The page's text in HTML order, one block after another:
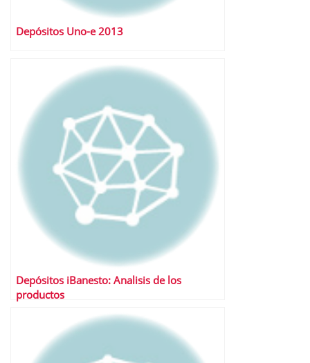
Depósitos Uno-e 2013
Depósitos iBanesto: Analisis de los
productos